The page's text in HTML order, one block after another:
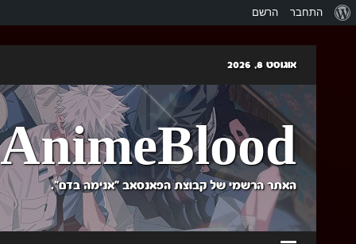
אודות
התחבר הרשם
content
אוגוסט 8, 2026
AnimeBlood
האתר הרשמי של קבוצת הפאנסאב "אנימה בדם".